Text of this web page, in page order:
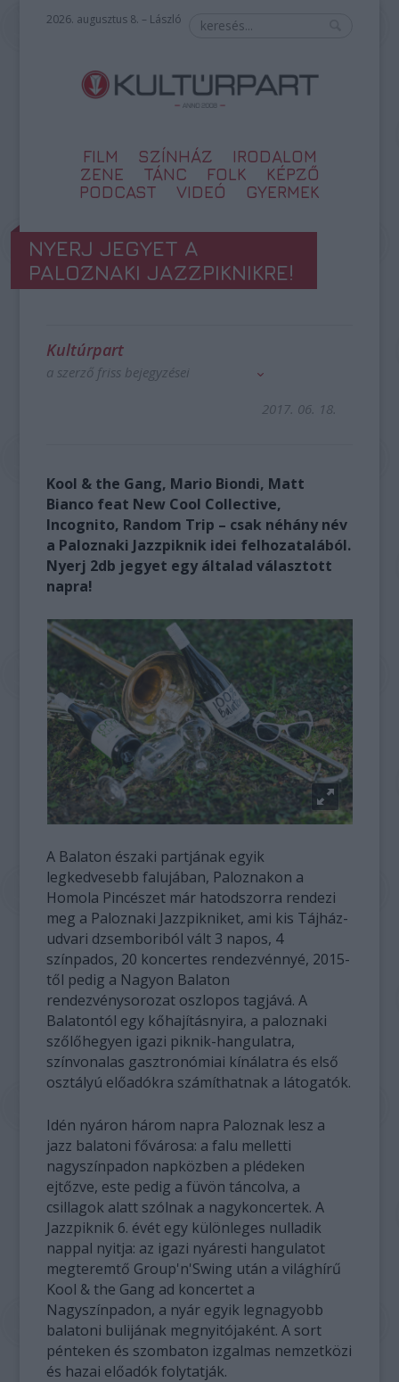
2026. augusztus 8. – László
FILM SZÍNHÁZ
IRODALOM
ZENE
TÁNC FOLK
KÉPZŐ
PODCAST
VIDEÓ GYERMEK
NYERJ JEGYET A
PALOZNAKI JAZZPIKNIKRE!
Kultúrpart
a szerző friss bejegyzései
2017. 06. 18.
Kool & the Gang, Mario Biondi, Matt
Bianco feat New Cool Collective,
Incognito, Random Trip – csak néhány név
a Paloznaki Jazzpiknik idei felhozatalából.
Nyerj 2db jegyet egy általad választott
napra!
A Balaton északi partjának egyik
legkedvesebb falujában, Paloznakon a
Homola Pincészet már hatodszorra rendezi
meg a Paloznaki Jazzpikniket, ami kis Tájház-
udvari dzsemboriból vált 3 napos, 4
színpados, 20 koncertes rendezvénnyé, 2015-
től pedig a Nagyon Balaton
rendezvénysorozat oszlopos tagjává. A
Balatontól egy kőhajításnyira, a paloznaki
szőlőhegyen igazi piknik-hangulatra,
színvonalas gasztronómiai kínálatra és első
osztályú előadókra számíthatnak a látogatók.
Idén nyáron három napra Paloznak lesz a
jazz balatoni fővárosa: a falu melletti
nagyszínpadon napközben a plédeken
ejtőzve, este pedig a füvön táncolva, a
csillagok alatt szólnak a nagykoncertek. A
Jazzpiknik 6. évét egy különleges nulladik
nappal nyitja: az igazi nyáresti hangulatot
megteremtő Group'n'Swing után a világhírű
Kool & the Gang ad koncertet a
Nagyszínpadon, a nyár egyik legnagyobb
balatoni bulijának megnyitójaként. A sort
pénteken és szombaton izgalmas nemzetközi
és hazai előadók folytatják.